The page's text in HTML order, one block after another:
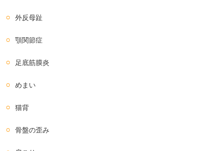
外反母趾
顎関節症
足底筋膜炎
めまい
猫背
骨盤の歪み